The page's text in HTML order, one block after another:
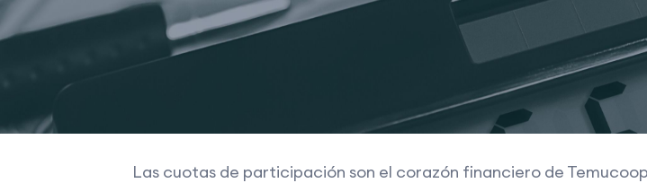
Las cuotas de participación son el corazón financiero de